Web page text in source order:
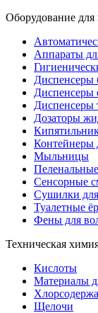
Оборудование для
Аппараты
Диспенсеры
Диспенсеры
Диспенсеры
Дозаторы
Контейнеры
Мыльницы
Сенсорные
Сушилки
Туалетные
Фены для
Техническая
Кислоты
Материалы
Щелочи